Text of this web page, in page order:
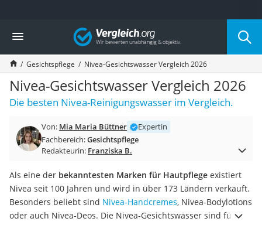
Die beliebtesten Vergleiche nach Kategorie
Drogerie
Inhalator
Haarschneider
Rollator
Braun Rasierer
Katzenklappe (Chip)
Masturbator
Massagepistole
Reisehaartrockner
Eiweißpulver
Magnesiumpräparat
Katzenklappe
Vergleich
Gesichtspflege Nivea-Gesichtswasser Vergleich 2026
Nivea-Gesichtswasser Vergleich 2026
Die besten Nivea-Reinigungswasser im Vergleich.
Von: Mia Maria Büttner
Expertin
Fachbereich:Gesichtspflege
Redakteurin: Franziska B.
Als eine der bekanntesten Marken für Hautpflege existiert
Nivea seit 100 Jahren und wird in über 173 Ländern verkauft.
Besonders beliebt sind Nivea-Handcremes, Nivea-Bodylotions
oder auch Nivea-Deos. Die Nivea-Gesichtswässer sind für